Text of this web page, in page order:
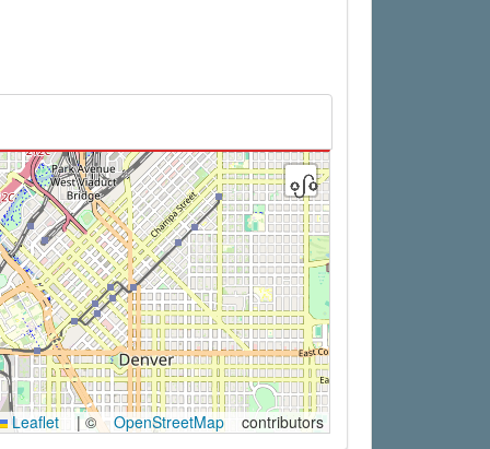
Leaflet |© OpenStreetMap contributors